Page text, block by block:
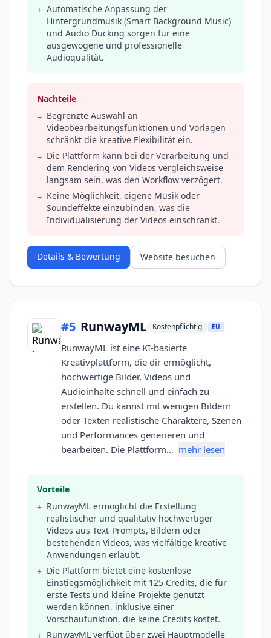
+ Automatische Anpassung der
Hintergrundmusik (Smart Background Music)
und Audio Ducking sorgen für eine
ausgewogene und professionelle
Audioqualität.
Nachteile
− Begrenzte Auswahl an
Videobearbeitungsfunktionen und Vorlagen
schränkt die kreative Flexibilität ein.
− Die Plattform kann bei der Verarbeitung und
dem Rendering von Videos vergleichsweise
langsam sein, was den Workflow verzögert.
− Keine Möglichkeit, eigene Musik oder
Soundeffekte einzubinden, was die
Individualisierung der Videos einschränkt.
Details & Bewertung Website besuchen
#5 RunwayML Kostenpflichtig EU
RunwayML ist eine KI-basierte
Kreativplattform, die dir ermöglicht,
hochwertige Bilder, Videos und
Audioinhalte schnell und einfach zu
erstellen. Du kannst mit wenigen Bildern
oder Texten realistische Charaktere, Szenen
und Performances generieren und
bearbeiten. Die Plattform… mehr lesen
Vorteile
+ RunwayML ermöglicht die Erstellung
realistischer und qualitativ hochwertiger
Videos aus Text-Prompts, Bildern oder
bestehenden Videos, was vielfältige kreative
Anwendungen erlaubt.
+ Die Plattform bietet eine kostenlose
Einstiegsmöglichkeit mit 125 Credits, die für
erste Tests und kleine Projekte genutzt
werden können, inklusive einer
Vorschaufunktion, die keine Credits kostet.
RunwayML verfügt über zwei Hauptmodelle